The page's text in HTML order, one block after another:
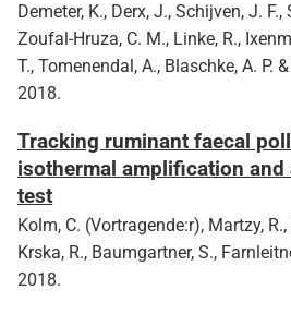
Demeter, K., Derx, J., Schijven, J. F.,
Zoufal-Hruza, C. M., Linke, R.,
T., Tomenendal, A., Blaschke, A. P.
2018.
Tracking ruminant faecal
isothermal amplification
test
Kolm, C. (Vortragende:r), Martzy,
Krska, R., Baumgartner, S.,
2018.